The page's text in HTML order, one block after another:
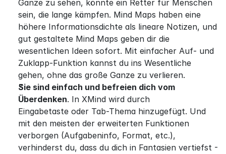
Ganze zu sehen, könnte ein Retter für Menschen
sein, die lange kämpfen. Mind Maps haben eine
höhere Informationsdichte als lineare Notizen, und
gut gestaltete Mind Maps geben dir die
wesentlichen Ideen sofort. Mit einfacher Auf- und
Zuklapp-Funktion kannst du ins Wesentliche
gehen, ohne das große Ganze zu verlieren.
Sie sind einfach und befreien dich vom
Überdenken. In XMind wird durch
Eingabetaste oder Tab-Thema hinzugefügt. Und
mit den meisten der erweiterten Funktionen
verborgen (Aufgabeninfo, Format, etc.),
verhinderst du, dass du dich in Fantasien vertiefst -